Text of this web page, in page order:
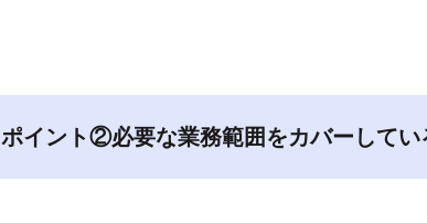
ポイント②必要な業務範囲をカバーしてい